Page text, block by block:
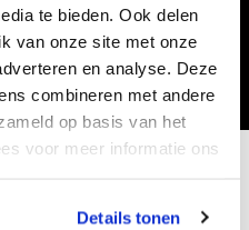
te bieden. Ook delen
van onze site met onze
en analyse. Deze
combineren met andere
op basis van het
voor meer informatie ons
Details tonen
du Subvention in 2022.